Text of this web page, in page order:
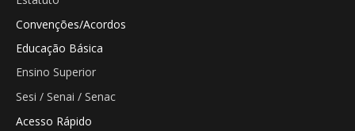
Convenções/Acordos
Educação Básica
Ensino Superior
Sesi / Senai / Senac
Acesso Rápido